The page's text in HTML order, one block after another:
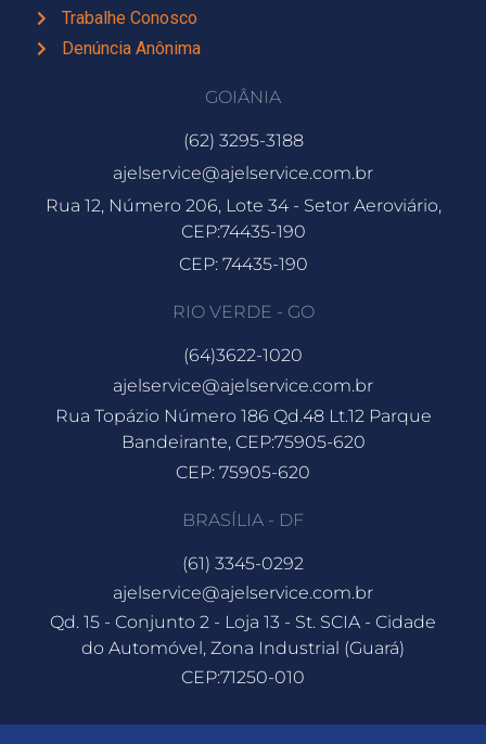
Trabalhe Conosco
Denúncia Anônima
GOIÂNIA
(62) 3295-3188
ajelservice@ajelservice.com.br
Rua 12, Número 206, Lote 34 - Setor Aeroviário,
CEP:74435-190
CEP: 74435-190
RIO VERDE - GO
(64)3622-1020
ajelservice@ajelservice.com.br
Rua Topázio Número 186 Qd.48 Lt.12 Parque
Bandeirante, CEP:75905-620
CEP: 75905-620
BRASÍLIA - DF
(61) 3345-0292
ajelservice@ajelservice.com.br
Qd. 15 - Conjunto 2 - Loja 13 - St. SCIA - Cidade
do Automóvel, Zona Industrial (Guará)
CEP:71250-010